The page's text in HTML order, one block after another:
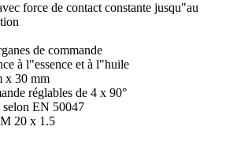
force de contact constante jusqu"au
de commande
à l"essence et à l"huile
x 30 mm
réglables de 4 x 90°
selon EN 50047
20 x 1.5